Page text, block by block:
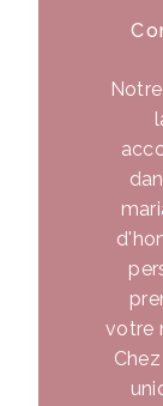
votre